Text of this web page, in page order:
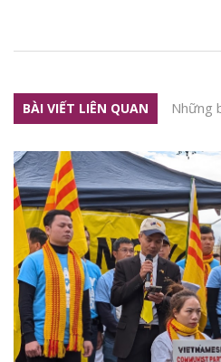
BÀI VIẾT LIÊN QUAN Những